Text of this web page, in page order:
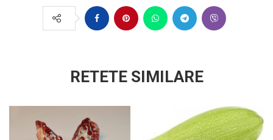
RETETE SIMILARE